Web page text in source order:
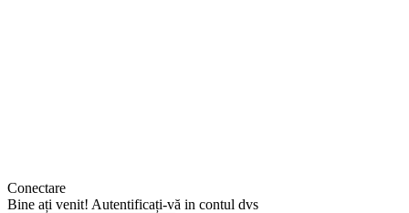
Conectare
Bine ați venit! Autentificați-vă in contul dvs